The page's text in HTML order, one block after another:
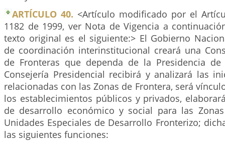
ARTÍCULO 40. <Artículo modificado por el
1182 de 1999, ver Nota de Vigencia a
texto original es el siguiente:> El Gobierno
de coordinación interinstitucional creará una
de Fronteras que dependa de la Presidencia
Consejería Presidencial recibirá y analizará las
relacionadas con las Zonas de Frontera, será
los establecimientos públicos y privados,
de desarrollo económico y social para las
Unidades Especiales de Desarrollo Fronterizo;
las siguientes funciones: